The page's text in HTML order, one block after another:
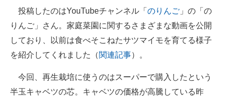
投稿したのはYouTubeチャンネル「 のりんご 」の「の
りんご」さん。家庭菜園に関するさまざまな動画を公開
しており、以前は食べそこねたサツマイモを育てる様子
を紹介してくれました（関連記事）。
今回、再生栽培に使うのはスーパーで購入したという
半玉キャベツの芯。キャベツの価格が高騰している昨